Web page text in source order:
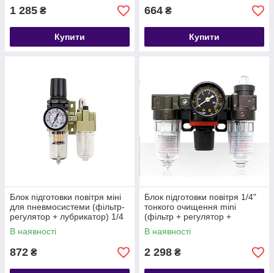
1 285 ₴
Купити
664 ₴
Купити
Блок підготовки повітря міні
для пневмосистеми (фільтр-
регулятор + лубрикатор) 1/4
діапазон регулювання тиску
0-10 bar Forsage
В наявності
872 ₴
Блок підготовки повітря 1/4"
тонкого очищення mini
(фільтр + регулятор +
маслододавач (0-10bar)
Forsage F-SA-1100
В наявності
2 298 ₴